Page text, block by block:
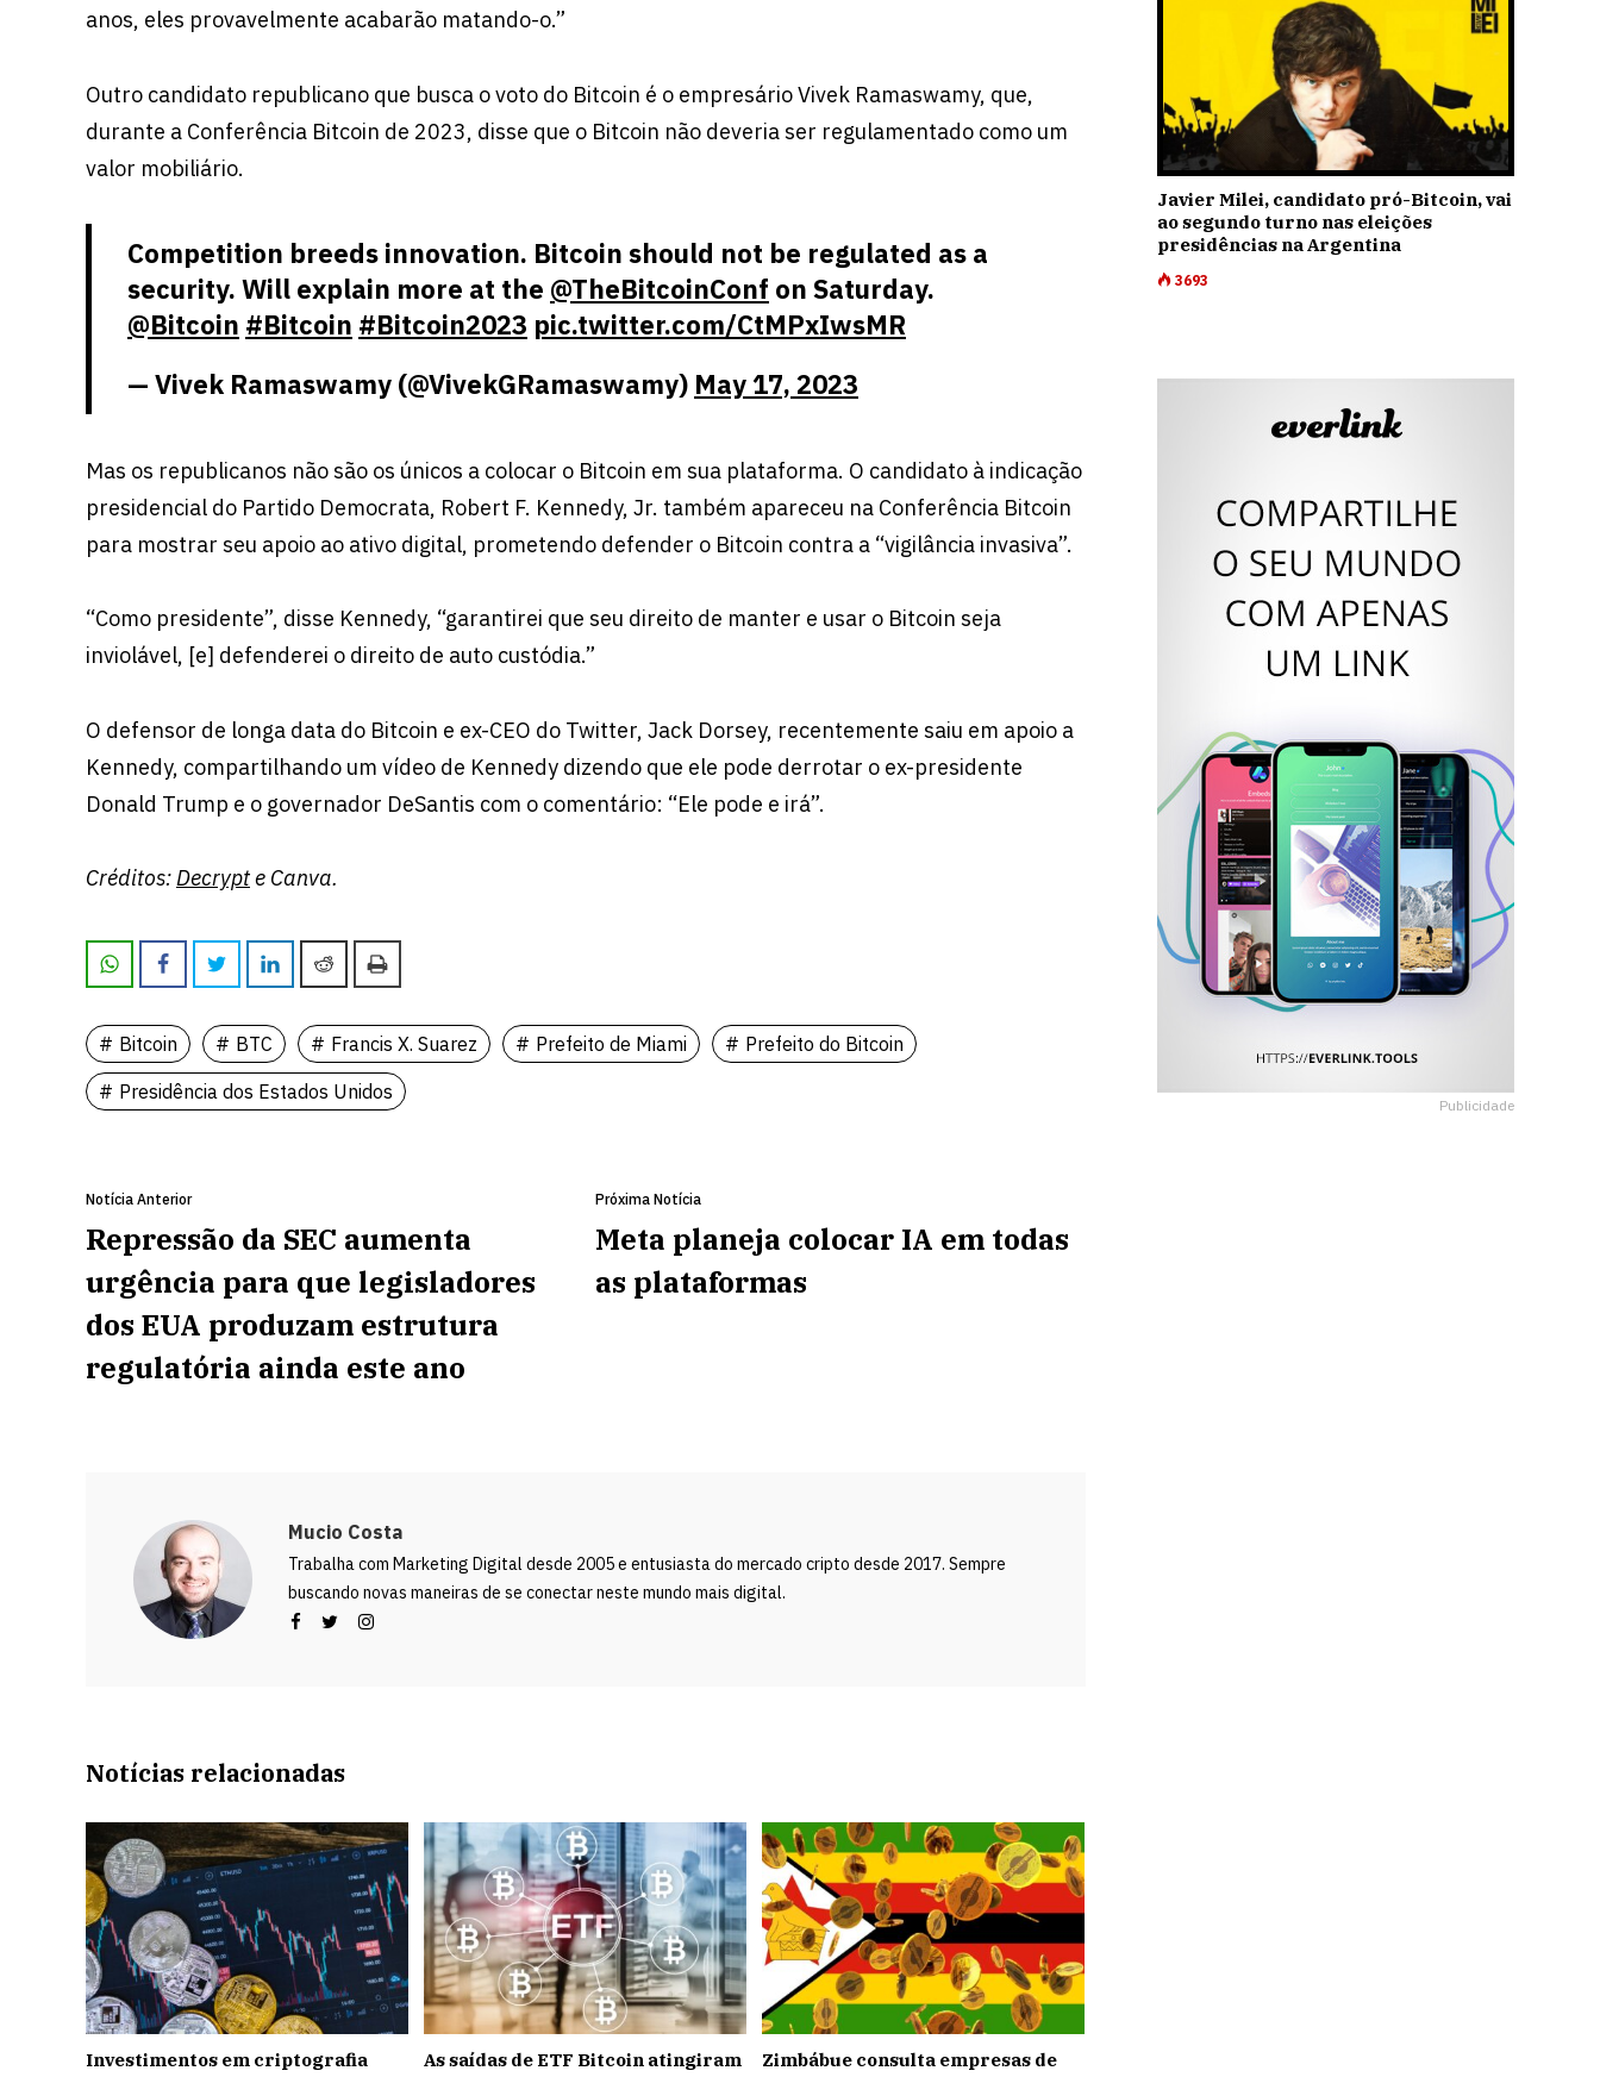
anos, eles provavelmente acabarão matando-o.”
Outro candidato republicano que busca o voto do Bitcoin é o empresário Vivek Ramaswamy, que,
durante a Conferência Bitcoin de 2023, disse que o Bitcoin não deveria ser regulamentado como um
valor mobiliário.
Competition breeds innovation. Bitcoin should not be regulated as a
security. Will explain more at the @TheBitcoinConf on Saturday.
@Bitcoin #Bitcoin #Bitcoin2023 pic.twitter.com/CtMPxIwsMR
— Vivek Ramaswamy (@VivekGRamaswamy) May 17, 2023
Mas os republicanos não são os únicos a colocar o Bitcoin em sua plataforma. O candidato à indicação
presidencial do Partido Democrata, Robert F. Kennedy, Jr. também apareceu na Conferência Bitcoin
para mostrar seu apoio ao ativo digital, prometendo defender o Bitcoin contra a “vigilância invasiva”.
“Como presidente”, disse Kennedy, “garantirei que seu direito de manter e usar o Bitcoin seja
inviolável, [e] defenderei o direito de auto custódia.”
O defensor de longa data do Bitcoin e ex-CEO do Twitter, Jack Dorsey, recentemente saiu em apoio a
Kennedy, compartilhando um vídeo de Kennedy dizendo que ele pode derrotar o ex-presidente
Donald Trump e o governador DeSantis com o comentário: “Ele pode e irá”.
Créditos:Decrypte Canva.
Bitcoin BTC Francis X. Suarez Prefeito de Miami
Prefeito do Bitcoin
Presidência dos Estados Unidos
Notícia Anterior
Repressão da SEC aumenta
urgência para que legisladores
dos EUA produzam estrutura
regulatória ainda este ano
Próxima Notícia
Meta planeja colocar IA em todas
as plataformas
Mucio Costa
Trabalha com Marketing Digital desde 2005 e entusiasta do mercado cripto desde 2017. Sempre
buscando novas maneiras de se conectar neste mundo mais digital.
Notícias relacionadas
Investimentos em criptografia As saídas de ETF Bitcoin atingiram Zimbábue consulta empresas de
Javier Milei, candidato pró-Bitcoin, vai
ao segundo turno nas eleições
presidências na Argentina
3693
Publicidade